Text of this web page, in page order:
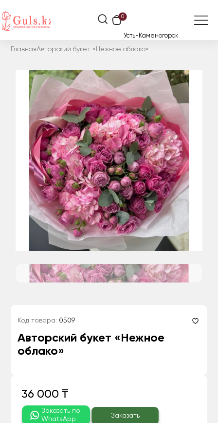
0
Усть-Каменогорск
ГлавнаяАвторский букет «Нежное облако»
Код товара: 0509
Авторский букет «Нежное
облако»
36 000 ₸
Заказать по
WhatsApp
Заказать